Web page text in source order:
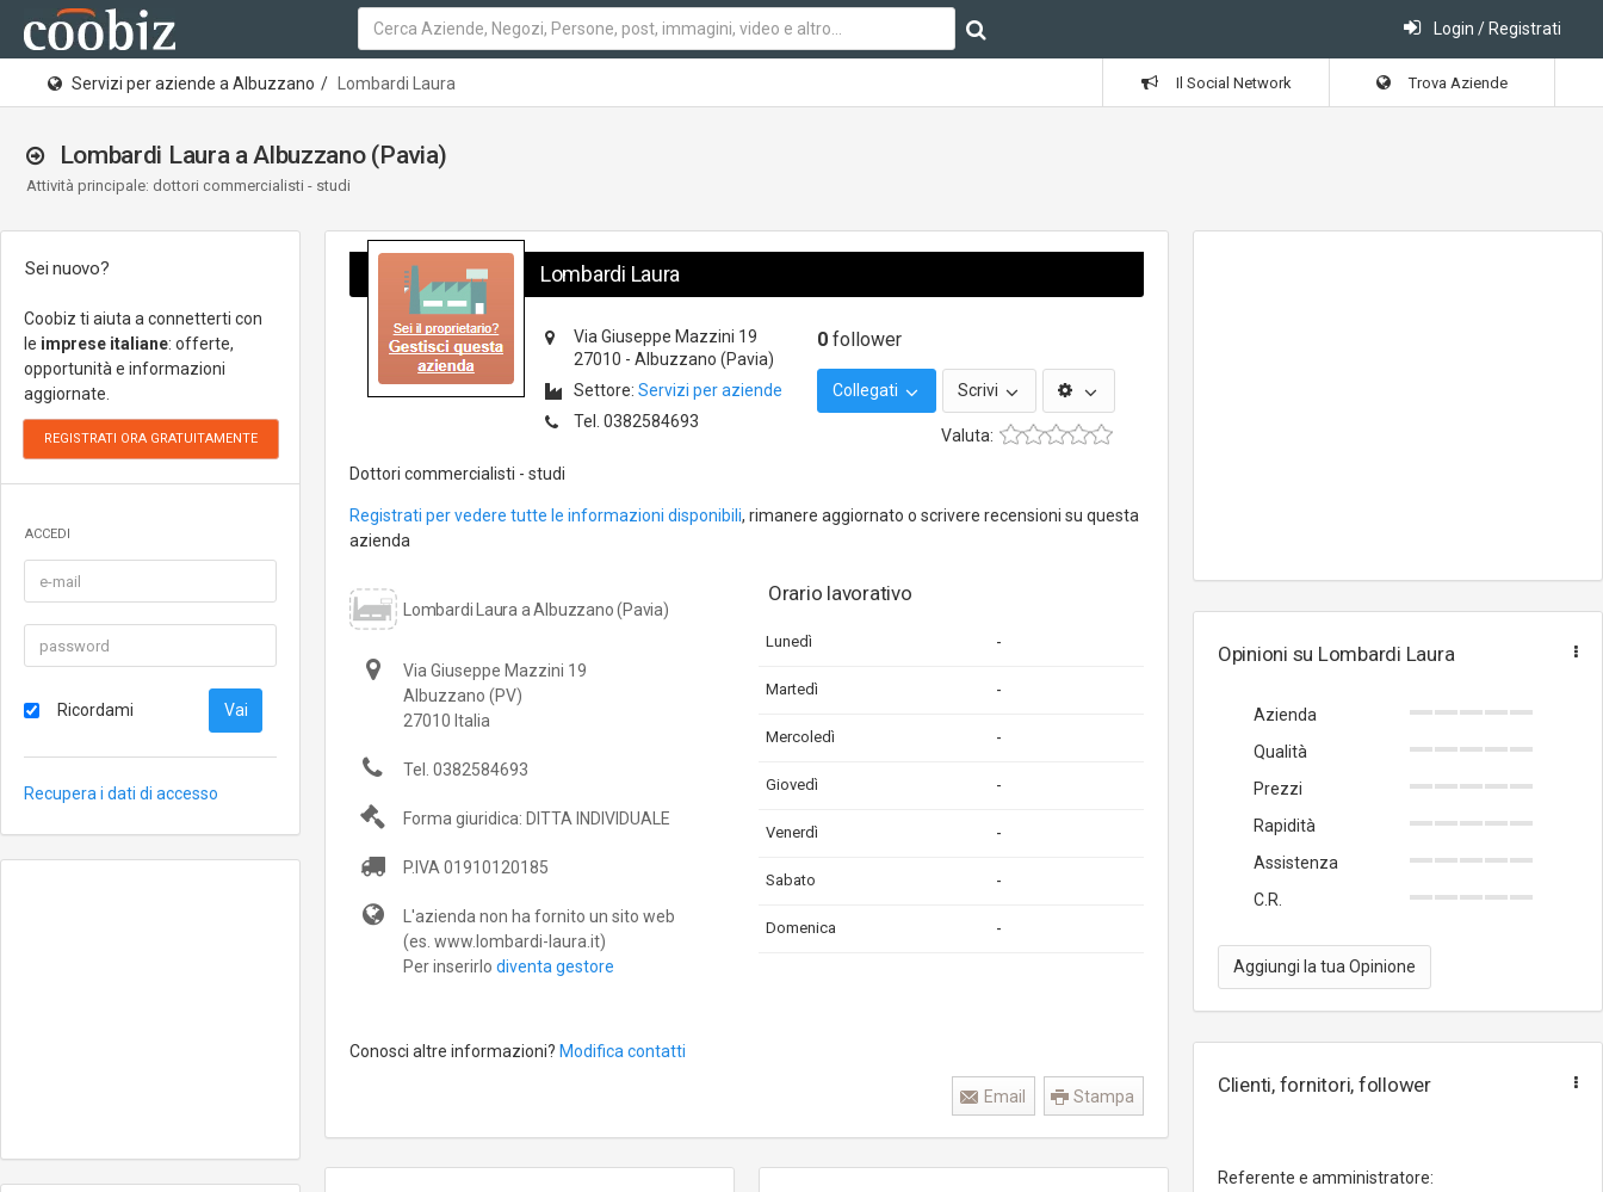
Login / Registrati
Servizi per aziende a Albuzzano Lombardi Laura Il Social Network Trova Aziende
Lombardi Laura a Albuzzano (Pavia)
Attività principale: dottori commercialisti - studi
Sei nuovo?
Coobiz ti aiuta a connetterti con
le imprese italiane: offerte,
opportunità e informazioni
aggiornate.
ACCEDI
Ricordami
Recupera i dati di accesso
Lombardi Laura
Via Giuseppe Mazzini 19
27010 - Albuzzano (Pavia)
Settore: Servizi per aziende
Tel. 0382584693
0 follower
Collegati Scrivi
Valuta:
Dottori commercialisti - studi
Registrati per vedere tutte le informazioni disponibili, rimanere aggiornato o scrivere recensioni su questa
azienda
Lombardi Laura a Albuzzano (Pavia)
Via Giuseppe Mazzini 19
Albuzzano (PV)
27010 Italia
Tel. 0382584693
Forma giuridica: DITTA INDIVIDUALE
P.IVA 01910120185
L'azienda non ha fornito un sito web
(es. www.lombardi-laura.it)
Per inserirlo diventa gestore
Orario lavorativo
Lunedì -
Martedì -
Mercoledì -
Giovedì -
Venerdì -
Sabato -
Domenica -
Conosci altre informazioni? Modifica contatti
Stampa
Email
Opinioni su Lombardi Laura
Azienda
Qualità
Prezzi
Rapidità
Assistenza
C.R.
Aggiungi la tua Opinione
Clienti, fornitori, follower
Referente e amministratore: